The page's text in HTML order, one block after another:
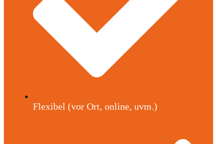
Flexibel (vor Ort, online, uvm.)